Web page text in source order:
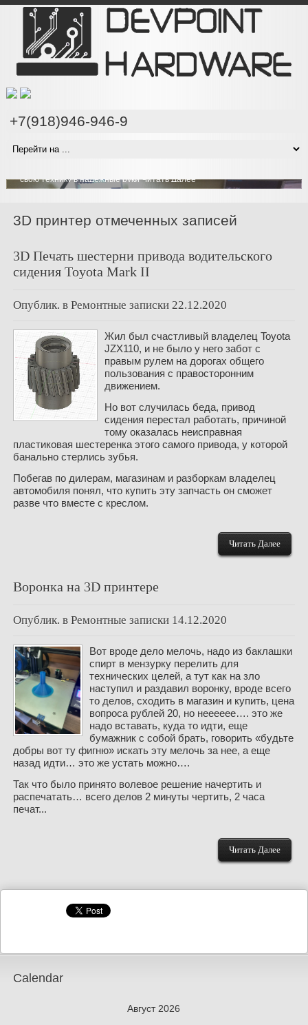
+7(918)946-946-9
Проводим компонентный ремонт техники на любом
Наши специалисты имеют все необходимое оборудование чтобы
свою технику в надежные рукиЧитать Далее
3D принтер отмеченных записей
3D Печать шестерни привода водительского
сидения Toyota Mark II
Опублик. в Ремонтные записки 22.12.2020
Жил был счастливый владелец Toyota
JZX110, и не было у него забот с
правым рулем на дорогах общего
пользования с правосторонним
движением.
Но вот случилась беда, привод
сидения перестал работать, причиной
тому оказалась неисправная
пластиковая шестеренка этого самого привода, у которой
банально стерлись зубья.
Побегав по дилерам, магазинам и разборкам владелец
автомобиля понял, что купить эту запчасть он сможет
разве что вместе с креслом.
Читать Далее
Воронка на 3D принтере
Опублик. в Ремонтные записки 14.12.2020
Вот вроде дело мелочь, надо из баклашки
спирт в мензурку перелить для
технических целей, а тут как на зло
наступил и раздавил воронку, вроде всего
то делов, сходить в магазин и купить, цена
вопроса рублей 20, но нееееее…. это же
надо вставать, куда то идти, еще
бумажник с собой брать, говорить «будьте
добры вот ту фигню» искать эту мелочь за нее, а еще
назад идти… это же устать можно….
Так что было принято волевое решение начертить и
распечатать… всего делов 2 минуты чертить, 2 часа
печат...
Читать Далее
Calendar
Август 2026